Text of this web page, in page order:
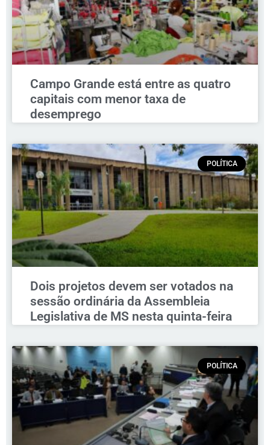
Campo Grande está entre as quatro
capitais com menor taxa de
desemprego
POLÍTICA
Dois projetos devem ser votados na
sessão ordinária da Assembleia
Legislativa de MS nesta quinta-feira
POLÍTICA